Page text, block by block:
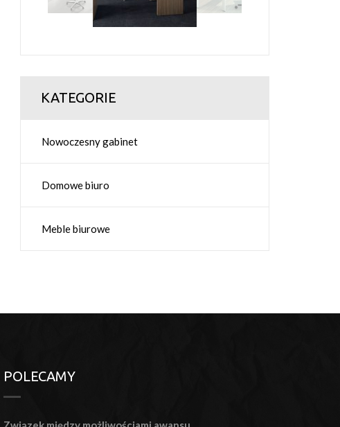
KATEGORIE
Nowoczesny gabinet
Domowe biuro
Meble biurowe
POLECAMY